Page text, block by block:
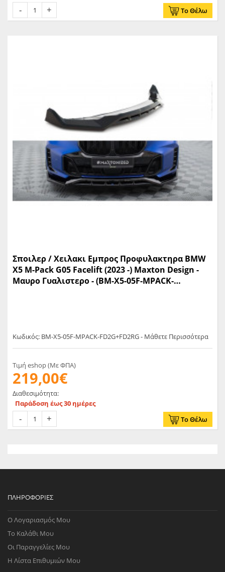
Το Θέλω
Σποιλερ / Χειλακι Εμπρος Προφυλακτηρα BMW
X5 M-Pack G05 Facelift (2023 -) Maxton Design -
Μαυρο Γυαλιστερο - (BM-X5-05F-MPACK-
Κωδικός: BM-X5-05F-MPACK-FD2G+FD2RG - Μάθετε Περισσότερα
Τιμή eshop (Με ΦΠΑ)
219,00€
Διαθεσιμότητα:
Παράδοση έως 30 ημέρες
Το Θέλω
ΠΛΗΡΟΦΟΡΊΕΣ
Ο Λογαριασμός Μου
Το Καλάθι Μου
Οι Παραγγελίες Μου
Η Λίστα Επιθυμιών Μου